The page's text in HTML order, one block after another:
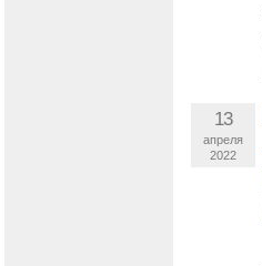
13
апреля
2022